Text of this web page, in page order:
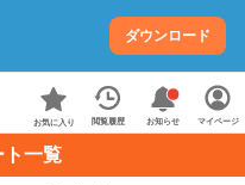
ダウンロード
お気に入り 閲覧履歴 お知らせ マイページ
ト一覧